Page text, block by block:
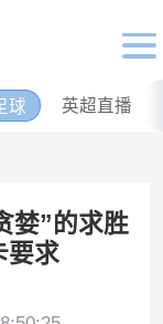
球 英超直播
婪”的求胜
要求